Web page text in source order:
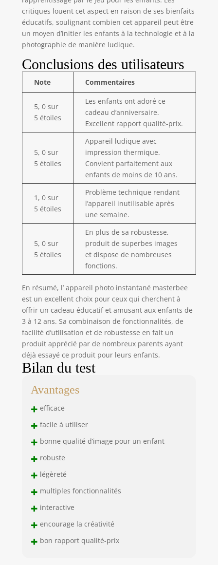
enregistrer les
moments
merveilleux. Par
rapport à d'autres
appareils photo
d'impression qui
n'ont qu'un seul
nôtres sont dotés
d'un double
objectif avant-
arrière, ce qui
permet aux
enfants de
prendre facilement
des selfies. Avec la
numérique,
Timelapse,
enregistrement en
boucle, etc., plus
intéressant pour
les enfants qui
apprennent la
photographie
Grande capacité
de mémoire et
batterie: notre
appareil photo à
impression
instantanée pour
enfants est livré
avec une carte SD
de 32 Go, insérée
quand et où ils le
souhaitent, sans se
télécharger et
partager les
grands moments
critiques louent cet aspect en raison de ses bienfaits
éducatifs, soulignant combien cet appareil peut être
un moyen d’initier les enfants à la technologie et à la
photographie de manière ludique.
Conclusions des utilisateurs
Note Commentaires
5, 0 sur
5 étoiles
Les enfants ont adoré ce
cadeau d’anniversaire.
Excellent rapport qualité-prix.
5, 0 sur
5 étoiles
Appareil ludique avec
impression thermique.
Convient parfaitement aux
enfants de moins de 10 ans.
1, 0 sur
5 étoiles
Problème technique rendant
l’appareil inutilisable après
une semaine.
5, 0 sur
5 étoiles
En plus de sa robustesse,
produit de superbes images
et dispose de nombreuses
fonctions.
En résumé, l’ appareil photo instantané masterbee
est un excellent choix pour ceux qui cherchent à
offrir un cadeau éducatif et amusant aux enfants de
3 à 12 ans. Sa combinaison de fonctionnalités, de
facilité d’utilisation et de robustesse en fait un
produit apprécié par de nombreux parents ayant
déjà essayé ce produit pour leurs enfants.
Bilan du test
Avantages
+ efficace
+ facile à utiliser
+ bonne qualité d’image pour un enfant
+ robuste
+ légèreté
+ multiples fonctionnalités
+ interactive
+ encourage la créativité
+ bon rapport qualité-prix